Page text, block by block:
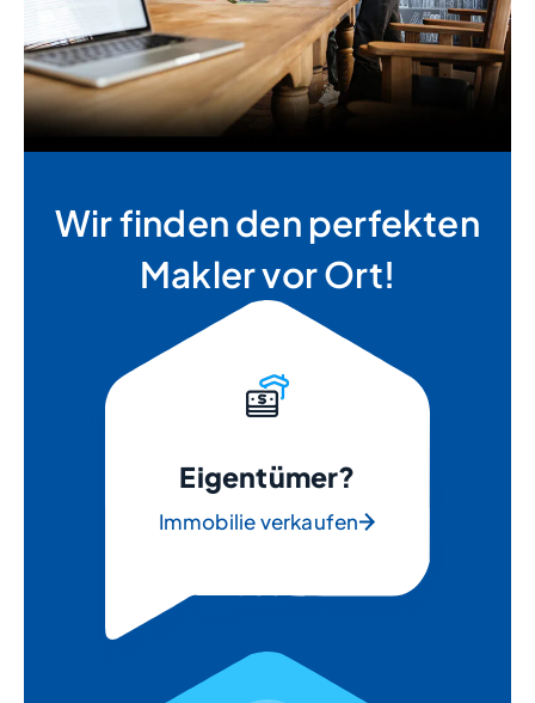
Wir finden den perfekten
Makler vor Ort!
Eigentümer?
Immobilie verkaufen